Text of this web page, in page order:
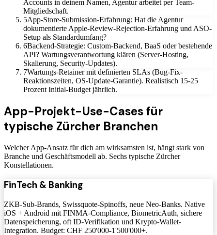
Accounts in deinem Namen, Agentur arbeitet per Team-
Mitgliedschaft.
5App-Store-Submission-Erfahrung: Hat die Agentur
dokumentierte Apple-Review-Rejection-Erfahrung und ASO-
Setup als Standardumfang?
6Backend-Strategie: Custom-Backend, BaaS oder bestehende
API? Wartungsverantwortung klären (Server-Hosting,
Skalierung, Security-Updates).
7Wartungs-Retainer mit definierten SLAs (Bug-Fix-
Reaktionszeiten, OS-Update-Garantie). Realistisch 15-25
Prozent Initial-Budget jährlich.
App-Projekt-Use-Cases für
typische Zürcher Branchen
Welcher App-Ansatz für dich am wirksamsten ist, hängt stark von
Branche und Geschäftsmodell ab. Sechs typische Zürcher
Konstellationen.
FinTech & Banking
ZKB-Sub-Brands, Swissquote-Spinoffs, neue Neo-Banks. Native
iOS + Android mit FINMA-Compliance, BiometricAuth, sichere
Datenspeicherung, oft ID-Verifikation und Krypto-Wallet-
Integration. Budget: CHF 250'000-1'500'000+.